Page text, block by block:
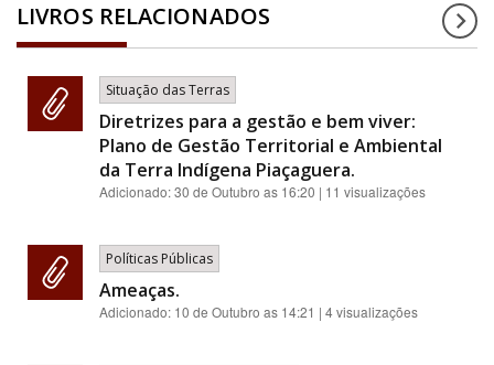
LIVROS RELACIONADOS
Situação das Terras
Diretrizes para a gestão e bem viver:
Plano de Gestão Territorial e Ambiental
da Terra Indígena Piaçaguera.
Adicionado:30 de Outubro as 16:20 | 11 visualizações
Políticas Públicas
Ameaças.
Adicionado: 10 de Outubro as 14:21 | 4 visualizações